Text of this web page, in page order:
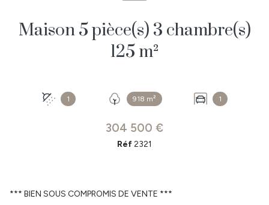
Maison 5 pièce(s) 3 chambre(s)
125 m²
1 918 m² 1
304 500 €
Réf2321
*** BIEN SOUS COMPROMIS DE VENTE ***